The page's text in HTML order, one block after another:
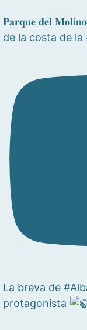
𝐏𝐚𝐫𝐪𝐮𝐞 𝐝𝐞𝐥
de la costa de
La breva de
protagonista